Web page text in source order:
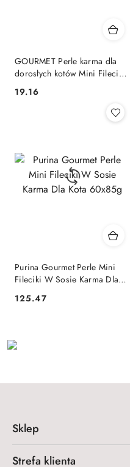
GOURMET Perle karma dla
dorosłych kotów Mini Fileciki
Cena:
19.16
Purina Gourmet Perle Mini
Fileciki W Sosie Karma Dla
Cena:
125.47
Sklep
Strefa klienta